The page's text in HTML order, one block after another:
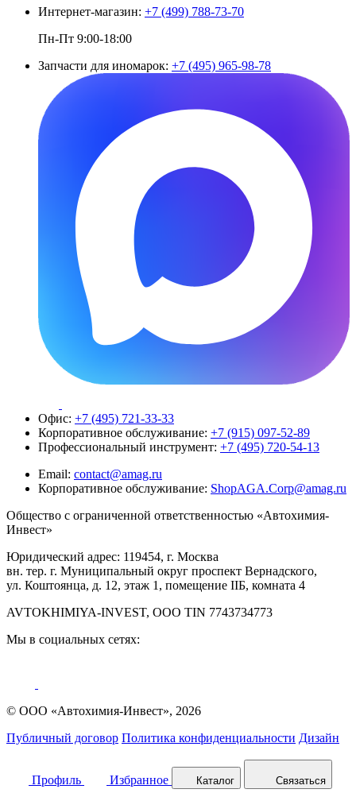
Интернет-магазин: +7 (499) 788-73-70
Пн-Пт 9:00-18:00
Запчасти для иномарок: +7 (495) 965-98-78
Офис: +7 (495) 721-33-33
Корпоративное обслуживание: +7 (915) 097-52-89
Профессиональный инструмент: +7 (495) 720-54-13
Email: contact@amag.ru
Корпоративное обслуживание: ShopAGA.Corp@amag.ru
Общество с ограниченной ответственностью «Автохимия-
Инвест»
Юридический адрес: 119454, г. Москва
вн. тер. г. Муниципальный округ проспект Вернадского,
ул. Коштоянца, д. 12, этаж 1, помещение IIБ, комната 4
AVTOKHIMIYA-INVEST, OOO TIN 7743734773
Мы в социальных сетях:
© ООО «Автохимия-Инвест», 2026
Публичный договор Политика конфиденциальности Дизайн
Профиль Избранное Каталог Связаться